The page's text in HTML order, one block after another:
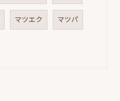
マツエク マツパ